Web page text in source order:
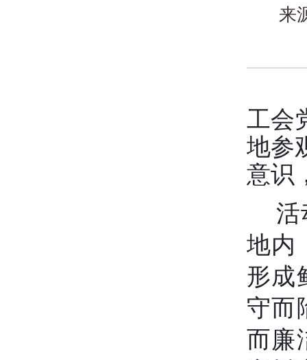
来
工会
地参
意识
活
地内
形成
守而
而廉